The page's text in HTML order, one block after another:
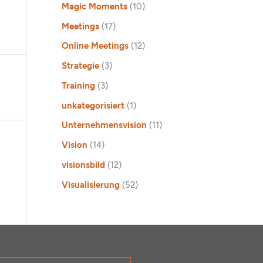
Magic Moments(10)
Meetings(17)
Online Meetings(12)
Strategie(3)
Training(3)
unkategorisiert(1)
Unternehmensvision (11)
Vision (14)
visionsbild (12)
Visualisierung(52)